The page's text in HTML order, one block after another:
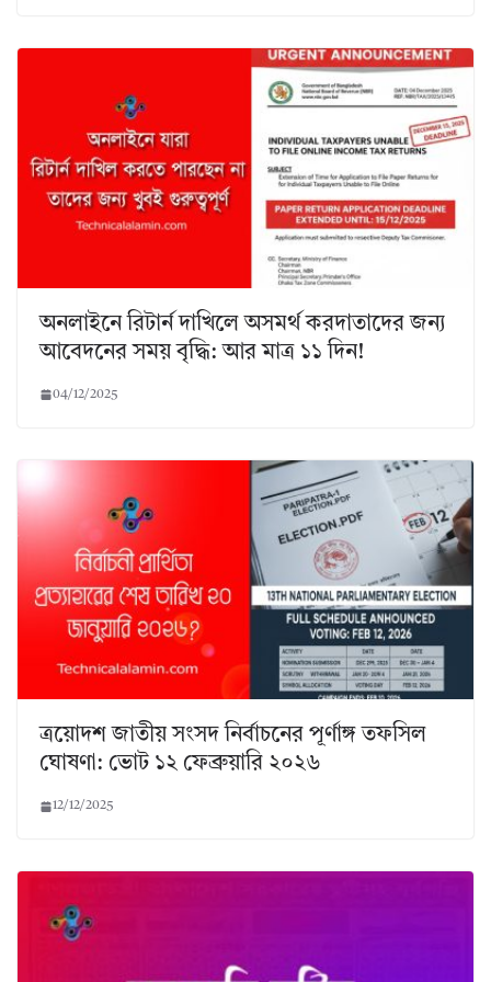
অনলাইনে রিটার্ন দাখিলে অসমর্থ করদাতাদের জন্য
আবেদনের সময় বৃদ্ধি: আর মাত্র ১১ দিন!
04/12/2025
ত্রয়োদশ জাতীয় সংসদ নির্বাচনের পূর্ণাঙ্গ তফসিল
ঘোষণা: ভোট ১২ ফেব্রুয়ারি ২০২৬
12/12/2025